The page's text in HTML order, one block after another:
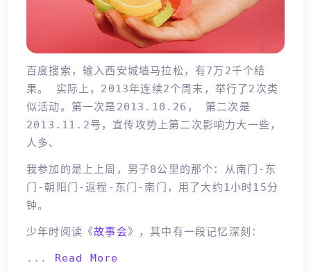
百度搜索，输入西安城墙马拉松，有7万2千个结
果。 实际上，2013年连续2个周末，举行了2次类
似活动。第一次是2013.10.26， 第二次是
2013.11.2号，宣传攻势上第二次影响力大一些，
人多、
我参加的是上上周，男子8公里的那个：从南门-东
门-朝阳门-返程-东门-南门，用了大约1小时15分
钟。
少年时阅读《故事会》，其中有一段记忆深刻：
... Read More